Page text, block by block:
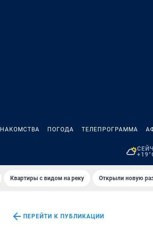
ПОГОДА ТЕЛЕПРОГРАММА
Квартиры с видом на реку Открыли новую
ПЕРЕЙТИ К ПУБЛИКАЦИИ